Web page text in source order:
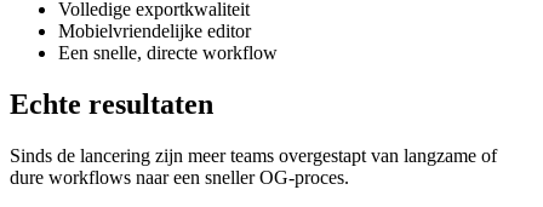
Volledige exportkwaliteit
Mobielvriendelijke editor
Een snelle, directe workflow
Echte resultaten
Sinds de lancering zijn meer teams overgestapt van langzame of
dure workflows naar een sneller OG-proces.